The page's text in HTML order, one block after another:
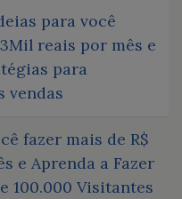
para você
reais por mês e
para
vendas
fazer mais de R$
e Aprenda a Fazer
100.000 Visitantes